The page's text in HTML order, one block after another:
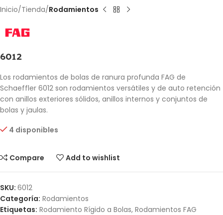
Inicio Tienda Rodamientos
6012
Los rodamientos de bolas de ranura profunda FAG de
Schaeffler 6012 son rodamientos versátiles y de auto retención
con anillos exteriores sólidos, anillos internos y conjuntos de
bolas y jaulas.
4 disponibles
Compare Add to wishlist
SKU: 6012
Categoría: Rodamientos
Etiquetas: Rodamiento Rígido a Bolas, Rodamientos FAG